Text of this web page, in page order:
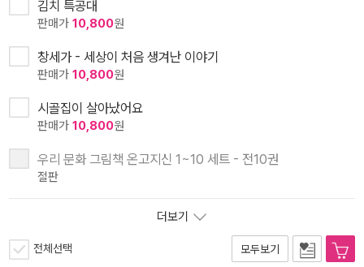
김치 특공대
판매가 10,800원
창세가 - 세상이 처음 생겨난 이야기
판매가 10,800원
시골집이 살아났어요
판매가 10,800원
우리 문화 그림책 온고지신 1~10 세트 - 전10권
절판
더보기
전체선택 모두보기